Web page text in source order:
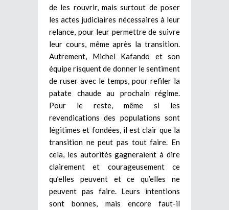
de les rouvrir, mais surtout de poser
les actes judiciaires nécessaires à leur
relance, pour leur permettre de suivre
leur cours, même après la transition.
Autrement, Michel Kafando et son
équipe risquent de donner le sentiment
de ruser avec le temps, pour refiler la
patate chaude au prochain régime.
Pour le reste, même si les
revendications des populations sont
légitimes et fondées, il est clair que la
transition ne peut pas tout faire. En
cela, les autorités gagneraient à dire
clairement et courageusement ce
qu’elles peuvent et ce qu’elles ne
peuvent pas faire. Leurs intentions
sont bonnes, mais encore faut-il